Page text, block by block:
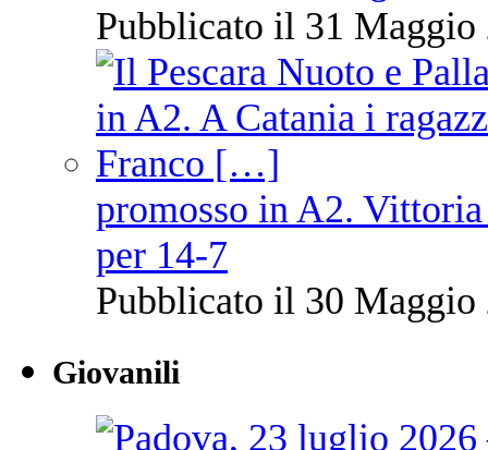
Pubblicato il 31 Maggio
promosso in A2.
per 14-7
Pubblicato il 30 Maggio
Giovanili